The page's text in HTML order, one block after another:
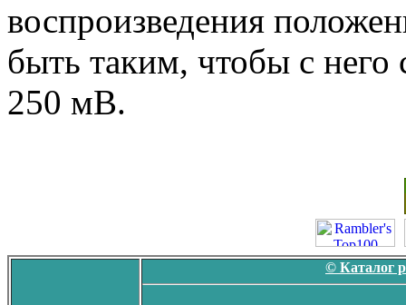
воспроизведения
быть таким, чтобы с
250 мВ.
© Каталог